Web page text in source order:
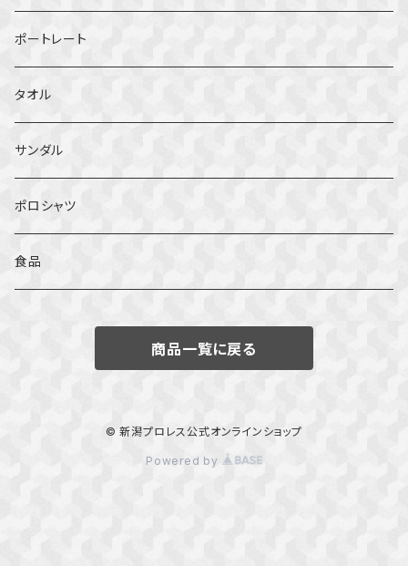
ポートレート
タオル
サンダル
ポロシャツ
食品
商品一覧に戻る
© 新潟プロレス公式オンラインショップ
Powered by